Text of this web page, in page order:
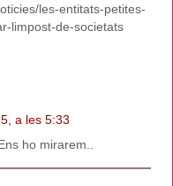
les-entitats-petites-
limpost-de-societats
a les 5:33
ho mirarem..